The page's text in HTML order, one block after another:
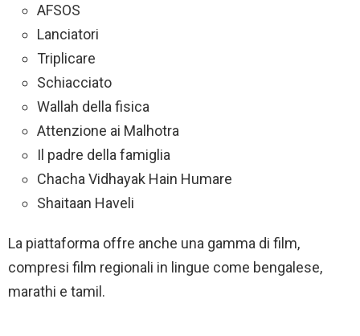
AFSOS
Lanciatori
Triplicare
Schiacciato
Wallah della fisica
Attenzione ai Malhotra
Il padre della famiglia
Chacha Vidhayak Hain Humare
Shaitaan Haveli
La piattaforma offre anche una gamma di film,
compresi film regionali in lingue come bengalese,
marathi e tamil.